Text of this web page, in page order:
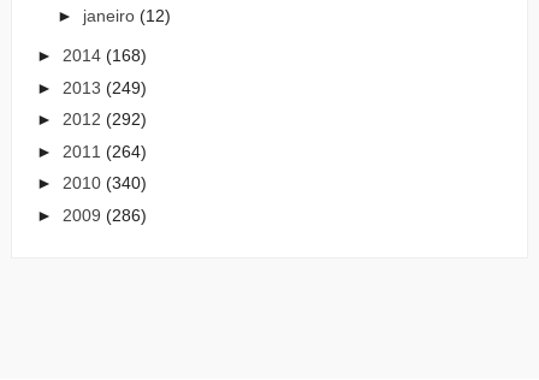
► janeiro (12)
► 2014 (168)
► 2013 (249)
► 2012 (292)
► 2011 (264)
► 2010 (340)
► 2009 (286)